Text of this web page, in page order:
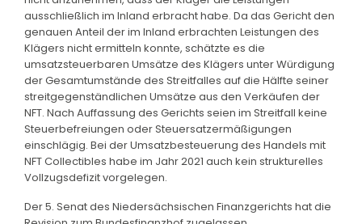
ausschließlich im Inland erbracht habe. Da das Gericht den
genauen Anteil der im Inland erbrachten Leistungen des
Klägers nicht ermitteln konnte, schätzte es die
umsatzsteuerbaren Umsätze des Klägers unter Würdigung
der Gesamtumstände des Streitfalles auf die Hälfte seiner
streitgegenständlichen Umsätze aus den Verkäufen der
NFT. Nach Auffassung des Gerichts seien im Streitfall keine
Steuerbefreiungen oder Steuersatzermäßigungen
einschlägig. Bei der Umsatzbesteuerung des Handels mit
NFT Collectibles habe im Jahr 2021 auch kein strukturelles
Vollzugsdefizit vorgelegen.
Der 5. Senat des Niedersächsischen Finanzgerichts hat die